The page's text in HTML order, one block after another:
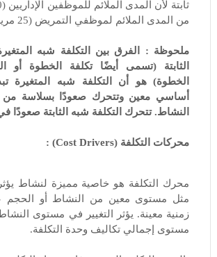
من المدى الملائم لموظفي التمريض (25 مريضًا).
ملحوظة :
الفرق بين التكلفة شبه
الثابتة (تسمى أيضًا تكلفة الخطوة أو
الخطوة) هو أن التكلفة شبه المتغيرة
أساسي معين وتتحرك صعودًا بسلاسة من
النشاط. تتحرك التكلفة شبه الثابتة صعودًا
محركات التكلفة (Cost Drivers) :
محرك التكلفة هو خاصية مميزة لنشاط
مثل مستوى معين من النشاط أو الحجم
زمنية معينة. يؤثر التغيير في مستوى
مستوى إجمالي تكاليف وحدة التكلفة.